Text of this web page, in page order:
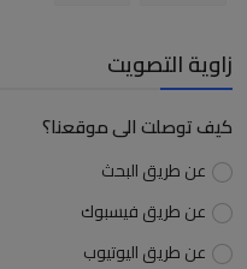
زاوية التصويت
كيف توصلت الى موقعنا؟
عن طريق البحث
عن طريق فيسبوك
عن طريق اليوتيوب